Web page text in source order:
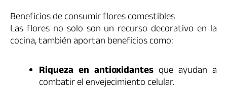
Beneficios de consumir flores comestibles
Las flores no solo son un recurso decorativo en la
cocina, también aportan beneficios como:
Riqueza en antioxidantes que ayudan a
combatir el envejecimiento celular.